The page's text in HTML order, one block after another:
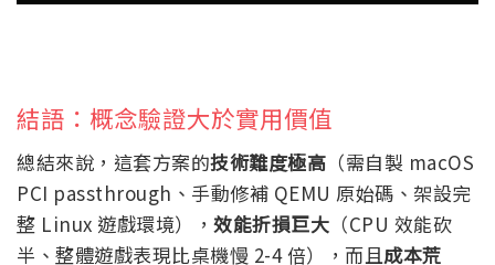
結語：概念驗證大於實用價值
總結來說，這套方案的技術難度極高 （需自製 macOS
PCI passthrough、手動修補 QEMU 原始碼、架設完
整 Linux 遊戲環境）， 效能折損巨大 （CPU 效能砍
半、整體遊戲表現比桌機慢 2-4 倍），而且成本荒